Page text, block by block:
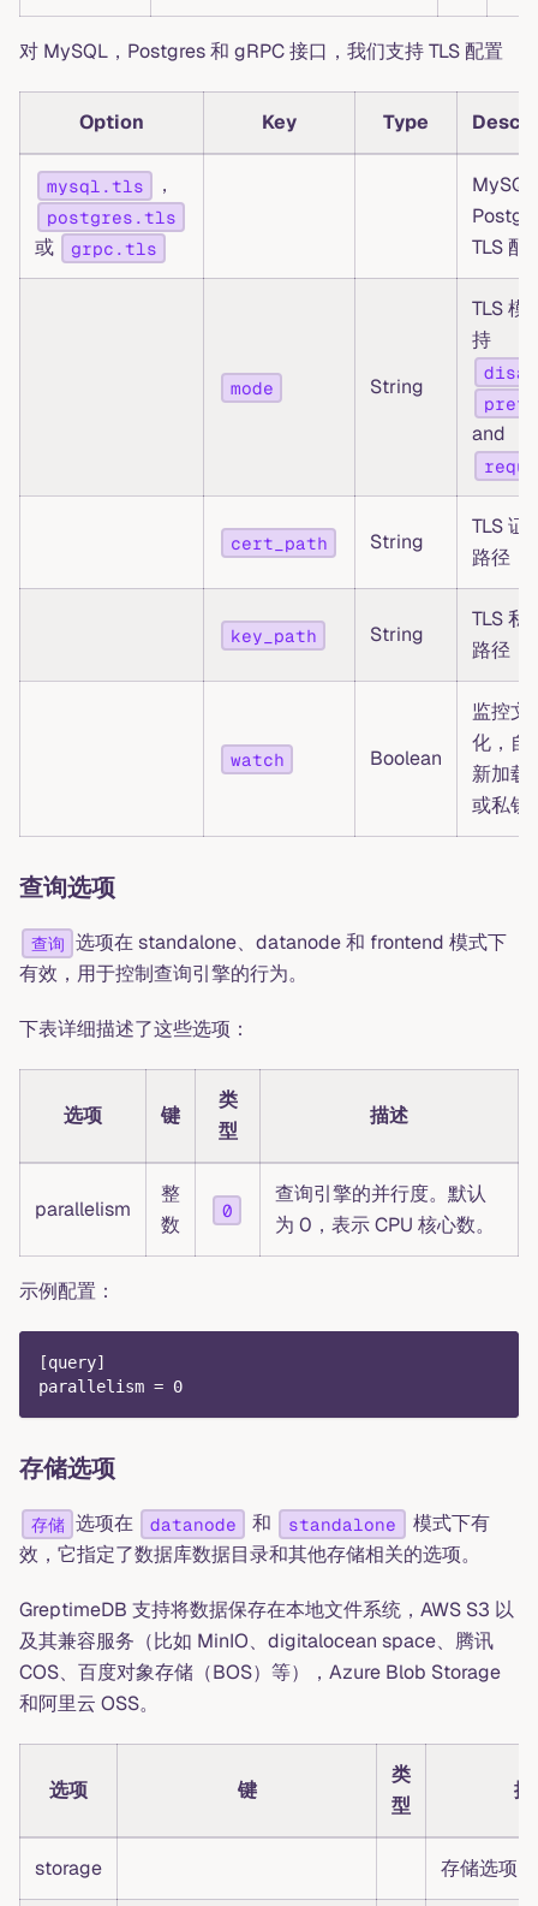
对 MySQL，Postgres 和 gRPC 接口，我们支持 TLS 配置
Option Key Type
mysql.tls ，
postgres.tls
或 grpc.tls
TLS 配
mode String
TLS 模
持
and
cert_path String
TLS 证
路径
key_path String
TLS 私
路径
watch Boolean
监控文
化，自
新加载
或私钥
查询选项
查询 选项在 standalone、datanode 和 frontend 模式下
有效，用于控制查询引擎的行为。
下表详细描述了这些选项：
选项 键
类
型
描述
parallelism
整
数
0
查询引擎的并行度。默认
为 0，表示 CPU 核心数。
示例配置：
[query]
parallelism = 0
存储选项
存储 选项在 datanode 和 standalone
模式下有
效，它指定了数据库数据目录和其他存储相关的选项。
GreptimeDB 支持将数据保存在本地文件系统，AWS S3 以
及其兼容服务（比如 MinIO、digitalocean space、腾讯
COS、百度对象存储（BOS）等），Azure Blob Storage
和阿里云 OSS。
选项 键
类
型
描
storage 存储选项